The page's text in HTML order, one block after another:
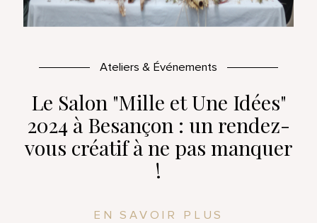
Ateliers & Événements
Le Salon "Mille et Une Idées"
2024 à Besançon : un rendez-
vous créatif à ne pas manquer
!
EN SAVOIR PLUS